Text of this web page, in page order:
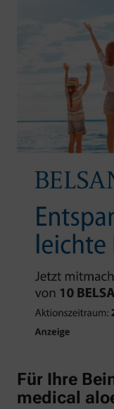
Für Ihre
medical